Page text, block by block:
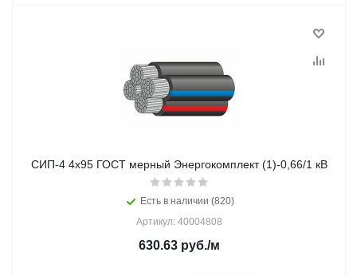
СИП-4 4х95 ГОСТ мерный Энергокомплект (1)-0,66/1 кВ
Есть в наличии (820)
Артикул: 40004808
630.63 руб./м